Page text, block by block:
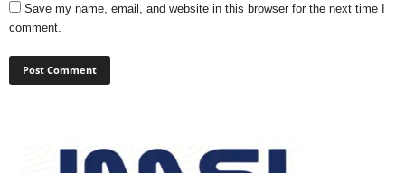
Save my name, email, and website in this browser for the next time I
comment.